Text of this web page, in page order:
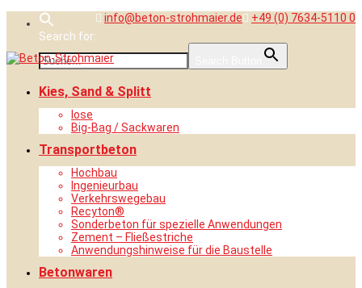
content
+49 (0) 7634-5110 0
info@beton-strohmaier.de
Search for:
Kies, Sand & Splitt
lose
Big-Bag / Sackwaren
Transportbeton
Hochbau
Ingenieurbau
Verkehrswegebau
Recyton®
Sonderbeton für spezielle Anwendungen
Zement – Fließestriche
Anwendungshinweise für die Baustelle
Betonwaren